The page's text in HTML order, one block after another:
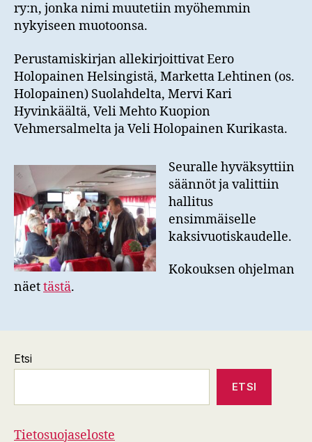
ry:n, jonka nimi muutetiin myöhemmin
nykyiseen muotoonsa.
Perustamiskirjan allekirjoittivat Eero
Holopainen Helsingistä, Marketta Lehtinen (os.
Holopainen) Suolahdelta, Mervi Kari
Hyvinkäältä, Veli Mehto Kuopion
Vehmersalmelta ja Veli Holopainen Kurikasta.
Seuralle hyväksyttiin
säännöt ja valittiin
hallitus
ensimmäiselle
kaksivuotiskaudelle.
Kokouksen ohjelman
näettästä.
Etsi
ETSI
Tietosuojaseloste